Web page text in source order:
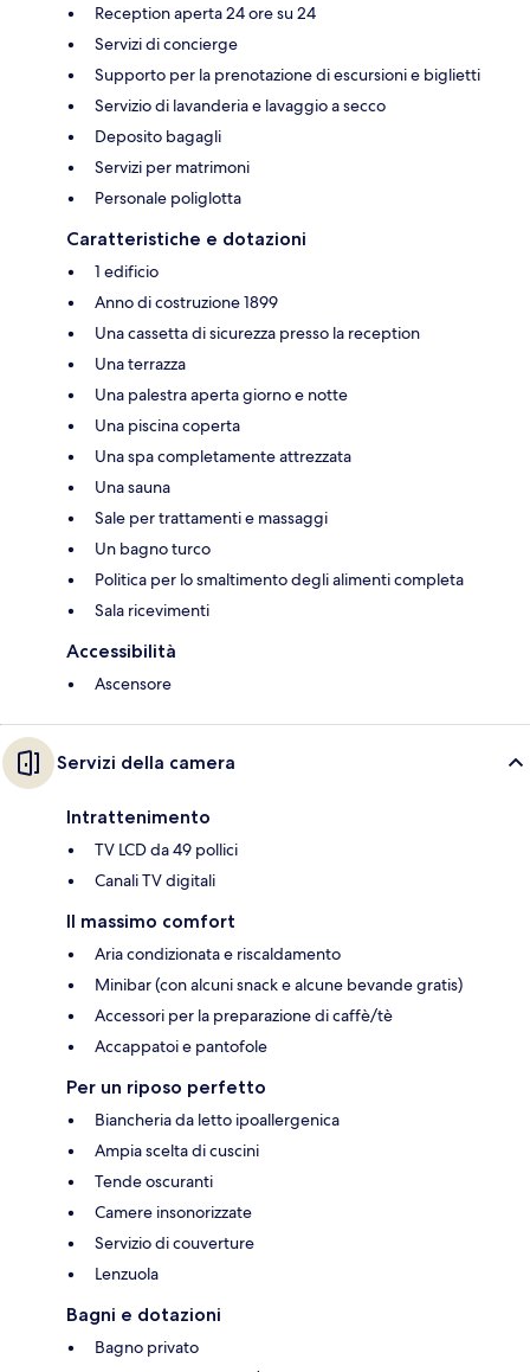
Reception aperta 24 ore su 24
Servizi di concierge
Supporto per la prenotazione di escursioni e biglietti
Servizio di lavanderia e lavaggio a secco
Deposito bagagli
Servizi per matrimoni
Personale poliglotta
Caratteristiche e dotazioni
1 edificio
Anno di costruzione 1899
Una cassetta di sicurezza presso la reception
Una terrazza
Una palestra aperta giorno e notte
Una piscina coperta
Una spa completamente attrezzata
Una sauna
Sale per trattamenti e massaggi
Un bagno turco
Politica per lo smaltimento degli alimenti completa
Sala ricevimenti
Accessibilità
Ascensore
Servizi della camera
Intrattenimento
TV LCD da 49 pollici
Canali TV digitali
Il massimo comfort
Aria condizionata e riscaldamento
Minibar (con alcuni snack e alcune bevande gratis)
Accessori per la preparazione di caffè/tè
Accappatoi e pantofole
Per un riposo perfetto
Biancheria da letto ipoallergenica
Ampia scelta di cuscini
Tende oscuranti
Camere insonorizzate
Servizio di couverture
Lenzuola
Bagni e dotazioni
Bagno privato